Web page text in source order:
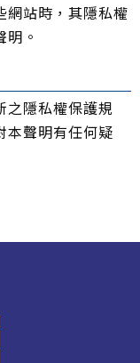
網站時，其隱私權
。
之隱私權保護規
本聲明有任何疑